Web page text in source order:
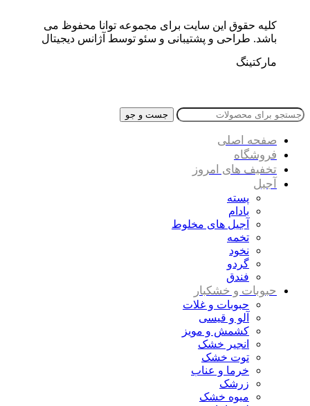
کلیه حقوق این سایت برای مجموعه توانا محفوظ می
باشد. طراحی و پشتیبانی و سئو توسط آژانس دیجیتال
مارکتینگ
جست و جو
صفحه اصلی
فروشگاه
تخفیف های امروز
آجیل
پسته
بادام
آجیل های مخلوط
تخمه
نخود
گردو
فندق
حبوبات و خشکبار
حبوبات و غلات
آلو و قیسی
کشمش و مویز
انجیر خشک
توت خشک
خرما و عناب
زرشک
میوه خشک